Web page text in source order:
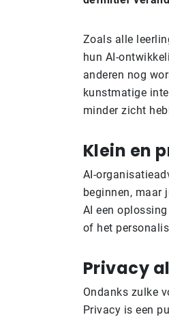
Zoals alle
hun AI-
anderen nog
kunstmatige
minder zicht
Klein en
AI-
beginnen, maar
AI een
of het
Privacy
Ondanks zulke
Privacy is een